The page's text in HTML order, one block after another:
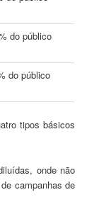
do público
do público
tipos básicos
onde não
campanhas de